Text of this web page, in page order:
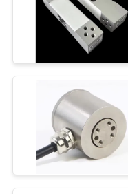
SÁCH
MẬTCân tải